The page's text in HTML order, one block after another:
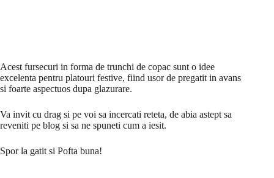
Acest fursecuri in forma de trunchi de copac sunt o idee
excelenta pentru platouri festive, fiind usor de pregatit in avans
si foarte aspectuos dupa glazurare.
Va invit cu drag si pe voi sa incercati reteta, de abia astept sa
reveniti pe blog si sa ne spuneti cum a iesit.
Spor la gatit si Pofta buna!